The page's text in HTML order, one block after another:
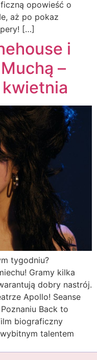
opowieść o
aż po pokaz
[…]
i
–
tygodniu?
Gramy kilka
dobry nastrój.
Apollo! Seanse
Back to
biograficzny
talentem